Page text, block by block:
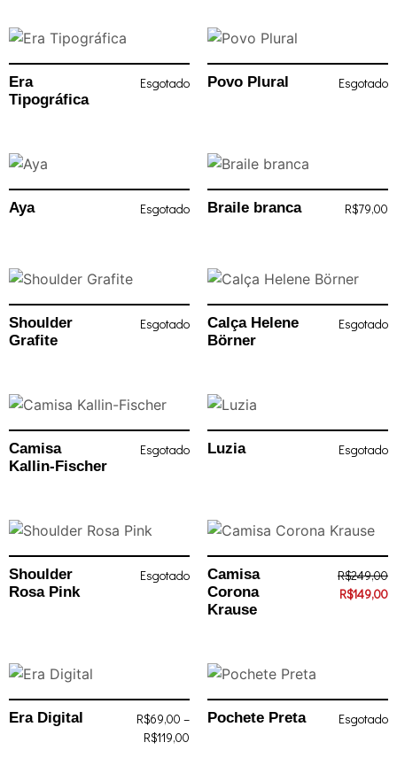
Era
Tipográfica
Esgotado Povo Plural Esgotado
Aya Esgotado Braile branca R$79,00
Shoulder
Grafite
Esgotado
Calça Helene
Börner
Esgotado
Camisa
Kallin-Fischer
Esgotado Luzia Esgotado
Shoulder
Rosa Pink
Esgotado
Camisa
Corona
Krause
R$249,00
R$149,00
Era Digital R$69,00 –
R$119,00
Pochete Preta Esgotado